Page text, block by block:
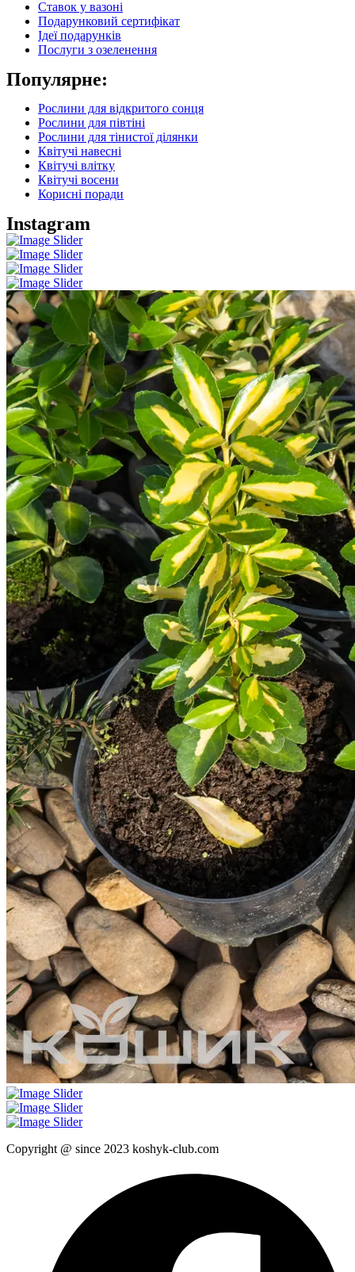
Ставок у вазоні
Подарунковий сертифікат
Ідеї подарунків
Послуги з озеленення
Популярне:
Рослини для відкритого сонця
Рослини для півтіні
Рослини для тінистої ділянки
Квітучі навесні
Квітучі влітку
Квітучі восени
Корисні поради
Instagram
Copyright @ since 2023 koshyk-club.com